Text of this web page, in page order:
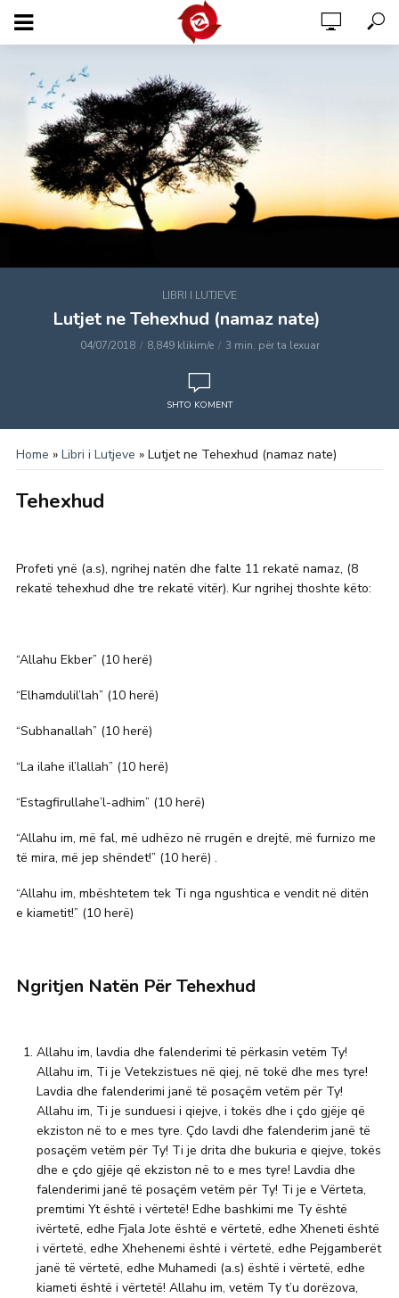
LIBRI I LUTJEVE
Lutjet ne Tehexhud (namaz nate)
04/07/2018 8,849 klikim/e 3 min. për ta lexuar
SHTO KOMENT
Home » Libri i Lutjeve » Lutjet ne Tehexhud (namaz nate)
Tehexhud
Profeti ynë (a.s), ngrihej natën dhe falte 11 rekatë namaz, (8
rekatë tehexhud dhe tre rekatë vitër). Kur ngrihej thoshte këto:
“Allahu Ekber” (10 herë)
“Elhamdulil’lah” (10 herë)
“Subhanallah” (10 herë)
“La ilahe il’lallah” (10 herë)
“Estagfirullahe’l-adhim” (10 herë)
“Allahu im, më fal, më udhëzo në rrugën e drejtë, më furnizo me
të mira, më jep shëndet!” (10 herë) .
“Allahu im, mbështetem tek Ti nga ngushtica e vendit në ditën
e kiametit!” (10 herë)
Ngritjen Natën Për Tehexhud
Allahu im, lavdia dhe falenderimi të përkasin vetëm Ty!
Allahu im, Ti je Vetekzistues në qiej, në tokë dhe mes tyre!
Lavdia dhe falenderimi janë të posaçëm vetëm për Ty!
Allahu im, Ti je sunduesi i qiejve, i tokës dhe i çdo gjëje që
ekziston në to e mes tyre. Çdo lavdi dhe falenderim janë të
posaçëm vetëm për Ty! Ti je drita dhe bukuria e qiejve, tokës
dhe e çdo gjëje që ekziston në to e mes tyre! Lavdia dhe
falenderimi janë të posaçëm vetëm për Ty! Ti je e Vërteta,
premtimi Yt është i vërtetë! Edhe bashkimi me Ty është
ivërtetë, edhe Fjala Jote është e vërtetë, edhe Xheneti është
i vërtetë, edhe Xhehenemi është i vërtetë, edhe Pejgamberët
janë të vërtetë, edhe Muhamedi (a.s) është i vërtetë, edhe
kiameti është i vërtetë! Allahu im, vetëm Ty t’u dorëzova,